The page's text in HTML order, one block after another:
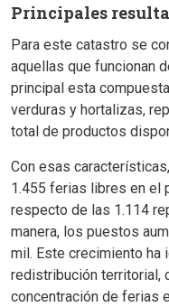
Principales
Para este catastro se
aquellas que funcionan
principal esta
verduras y hortalizas,
total de productos
Con esas
1.455 ferias libres en el
respecto de las 1.114
manera, los puestos
mil. Este crecimiento ha
redistribución territorial,
concentración de ferias